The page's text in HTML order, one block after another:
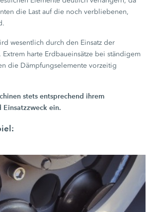
die Last auf die noch verbliebenen,
wesentlich durch den Einsatz der
Extrem harte Erdbaueinsätze bei ständigem
die Dämpfungselemente vorzeitig
stets entsprechend ihrem
Einsatzzweck ein.